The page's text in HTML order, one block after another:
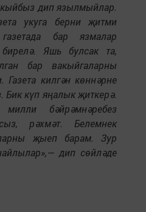
дип язылмыйлар.
укуга берни җитми
бар язмалар
Яшь булсак та,
бар вакыйгаларны
Газета килгән көннәрне
Бик күп яңалык җиткерә.
бәйрәмнәребез
рәхмәт. Белемнек
җыеп барам. Зур
дип сөйләде